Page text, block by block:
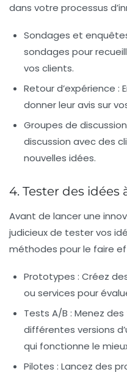
dans votre processus
Sondages et
sondages pour
vos clients.
Retour d’expérience :
donner leur avis sur
Groupes de
discussion avec des
nouvelles idées.
4. Tester des idées
Avant de lancer une
judicieux de tester vos
méthodes pour le faire
Prototypes : Créez
ou services pour
Tests A/B : Menez
différentes versions
qui fonctionne le
Pilotes : Lancez des